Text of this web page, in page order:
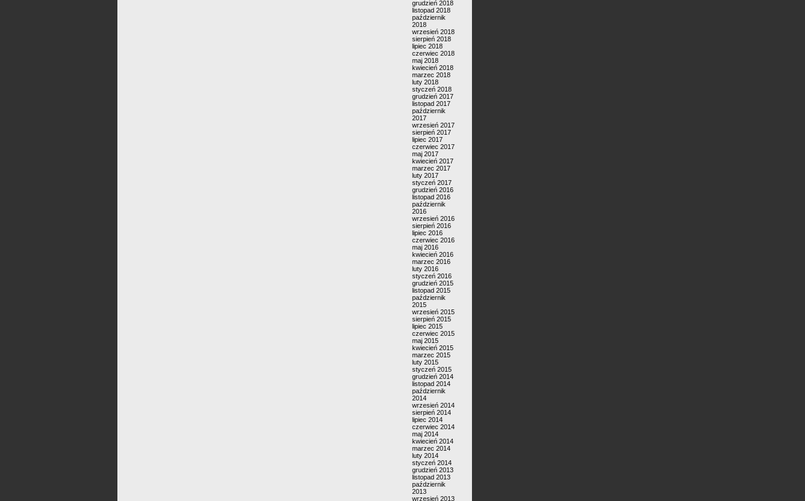
grudzień 2018
listopad 2018
październik
2018
wrzesień 2018
sierpień 2018
lipiec 2018
czerwiec 2018
maj 2018
kwiecień 2018
marzec 2018
luty 2018
styczeń 2018
grudzień 2017
listopad 2017
październik
2017
wrzesień 2017
sierpień 2017
lipiec 2017
czerwiec 2017
maj 2017
kwiecień 2017
marzec 2017
luty 2017
styczeń 2017
grudzień 2016
listopad 2016
październik
2016
wrzesień 2016
sierpień 2016
lipiec 2016
czerwiec 2016
maj 2016
kwiecień 2016
marzec 2016
luty 2016
styczeń 2016
grudzień 2015
listopad 2015
październik
2015
wrzesień 2015
sierpień 2015
lipiec 2015
czerwiec 2015
maj 2015
kwiecień 2015
marzec 2015
luty 2015
styczeń 2015
grudzień 2014
listopad 2014
październik
2014
wrzesień 2014
sierpień 2014
lipiec 2014
czerwiec 2014
maj 2014
kwiecień 2014
marzec 2014
luty 2014
styczeń 2014
grudzień 2013
listopad 2013
październik
2013
wrzesień 2013